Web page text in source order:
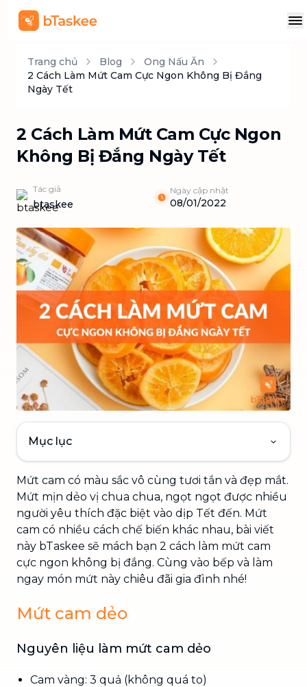
Trang chủ Blog
Ong Nấu Ăn
2 Cách Làm Mứt Cam Cực Ngon Không Bị Đắng
Ngày Tết
2 Cách Làm Mứt Cam Cực Ngon
Không Bị Đắng Ngày Tết
Tác giả
btaskee
Ngày cập nhật
08/01/2022
Mục lục
Mứt cam có màu sắc vô cùng tươi tắn và đẹp mắt.
Mứt mịn dẻo vị chua chua, ngọt ngọt được nhiều
người yêu thích đặc biệt vào dịp Tết đến. Mứt
cam có nhiều cách chế biến khác nhau, bài viết
này bTaskee sẽ mách bạn 2 cách làm mứt cam
cực ngon không bị đắng. Cùng vào bếp và làm
ngay món mứt này chiêu đãi gia đình nhé!
Mứt cam dẻo
Nguyên liệu làm mứt cam dẻo
Cam vàng: 3 quả (không quá to)